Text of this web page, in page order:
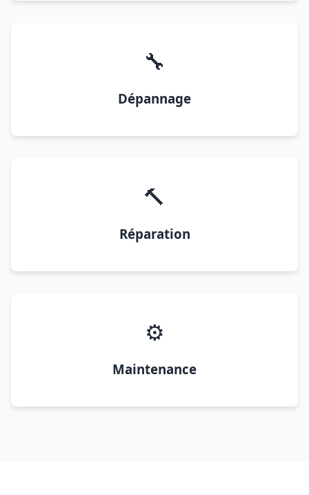
🔧
Dépannage
🔨
Réparation
⚙️
Maintenance